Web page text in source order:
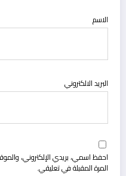
الاسم
البريد الالكتروني
احفظ اسمي، بريدي الإلكتروني،
المرة المقبلة في تعليقي.